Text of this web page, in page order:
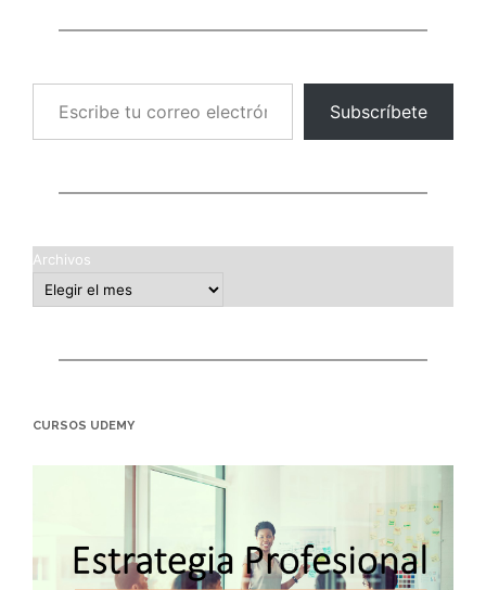
Escribe tu correo electrónico…
Subscríbete
Archivos
CURSOS UDEMY